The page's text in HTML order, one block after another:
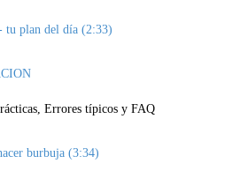
tu plan del día (2:33)
Errores típicos y FAQ
burbuja (3:34)